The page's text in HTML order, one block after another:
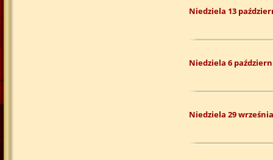
Niedziela 13
Niedziela 6
Niedziela 29